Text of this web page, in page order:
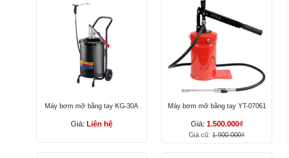
Máy bơm mỡ bằng tay KG-30A
Giá: Liên hệ
Máy bơm mỡ bằng tay YT-07061
Giá: 1.500.000₫
Giá cũ: 1.900.000₫